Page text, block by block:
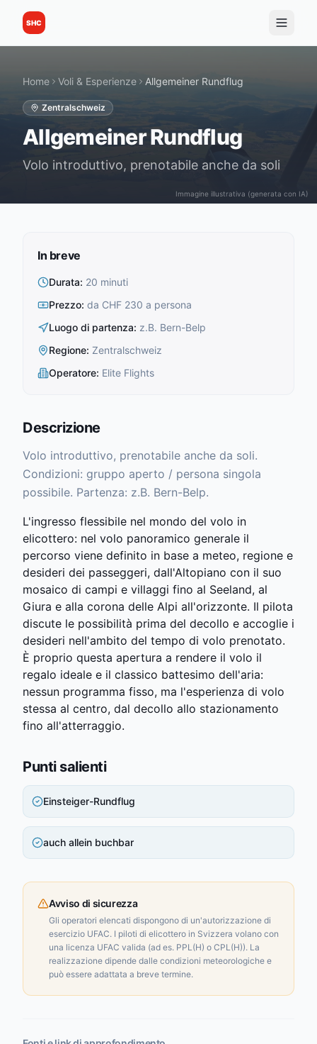
SHC
Immagine illustrativa (generata con IA)
Home Voli & Esperienze Allgemeiner Rundflug
Zentralschweiz
Allgemeiner Rundflug
Volo introduttivo, prenotabile anche da soli
In breve
Durata: 20 minuti
Prezzo: da CHF 230 a persona
Luogo di partenza: z.B. Bern-Belp
Regione: Zentralschweiz
Operatore: Elite Flights
Descrizione
Volo introduttivo, prenotabile anche da soli.
Condizioni: gruppo aperto / persona singola
possibile. Partenza: z.B. Bern-Belp.
L'ingresso flessibile nel mondo del volo in
elicottero: nel volo panoramico generale il
percorso viene definito in base a meteo, regione e
desideri dei passeggeri, dall'Altopiano con il suo
mosaico di campi e villaggi fino al Seeland, al
Giura e alla corona delle Alpi all'orizzonte. Il pilota
discute le possibilità prima del decollo e accoglie i
desideri nell'ambito del tempo di volo prenotato.
È proprio questa apertura a rendere il volo il
regalo ideale e il classico battesimo dell'aria:
nessun programma fisso, ma l'esperienza di volo
stessa al centro, dal decollo allo stazionamento
fino all'atterraggio.
Punti salienti
Einsteiger-Rundflug
auch allein buchbar
Avviso di sicurezza
Gli operatori elencati dispongono di un'autorizzazione di
esercizio UFAC. I piloti di elicottero in Svizzera volano con
una licenza UFAC valida (ad es. PPL(H) o CPL(H)). La
realizzazione dipende dalle condizioni meteorologiche e
può essere adattata a breve termine.